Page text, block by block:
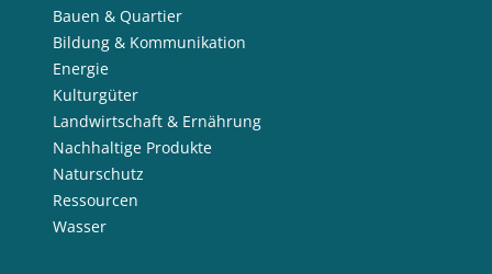
Bauen & Quartier
Bildung & Kommunikation
Energie
Kulturgüter
Landwirtschaft & Ernährung
Nachhaltige Produkte
Naturschutz
Ressourcen
Wasser